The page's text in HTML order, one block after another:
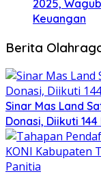
2025,
Keuangan
Berita
Sinar Mas Land
Donasi, Diikuti